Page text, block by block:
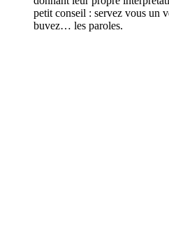
petit conseil : servez vous un
buvez… les paroles.